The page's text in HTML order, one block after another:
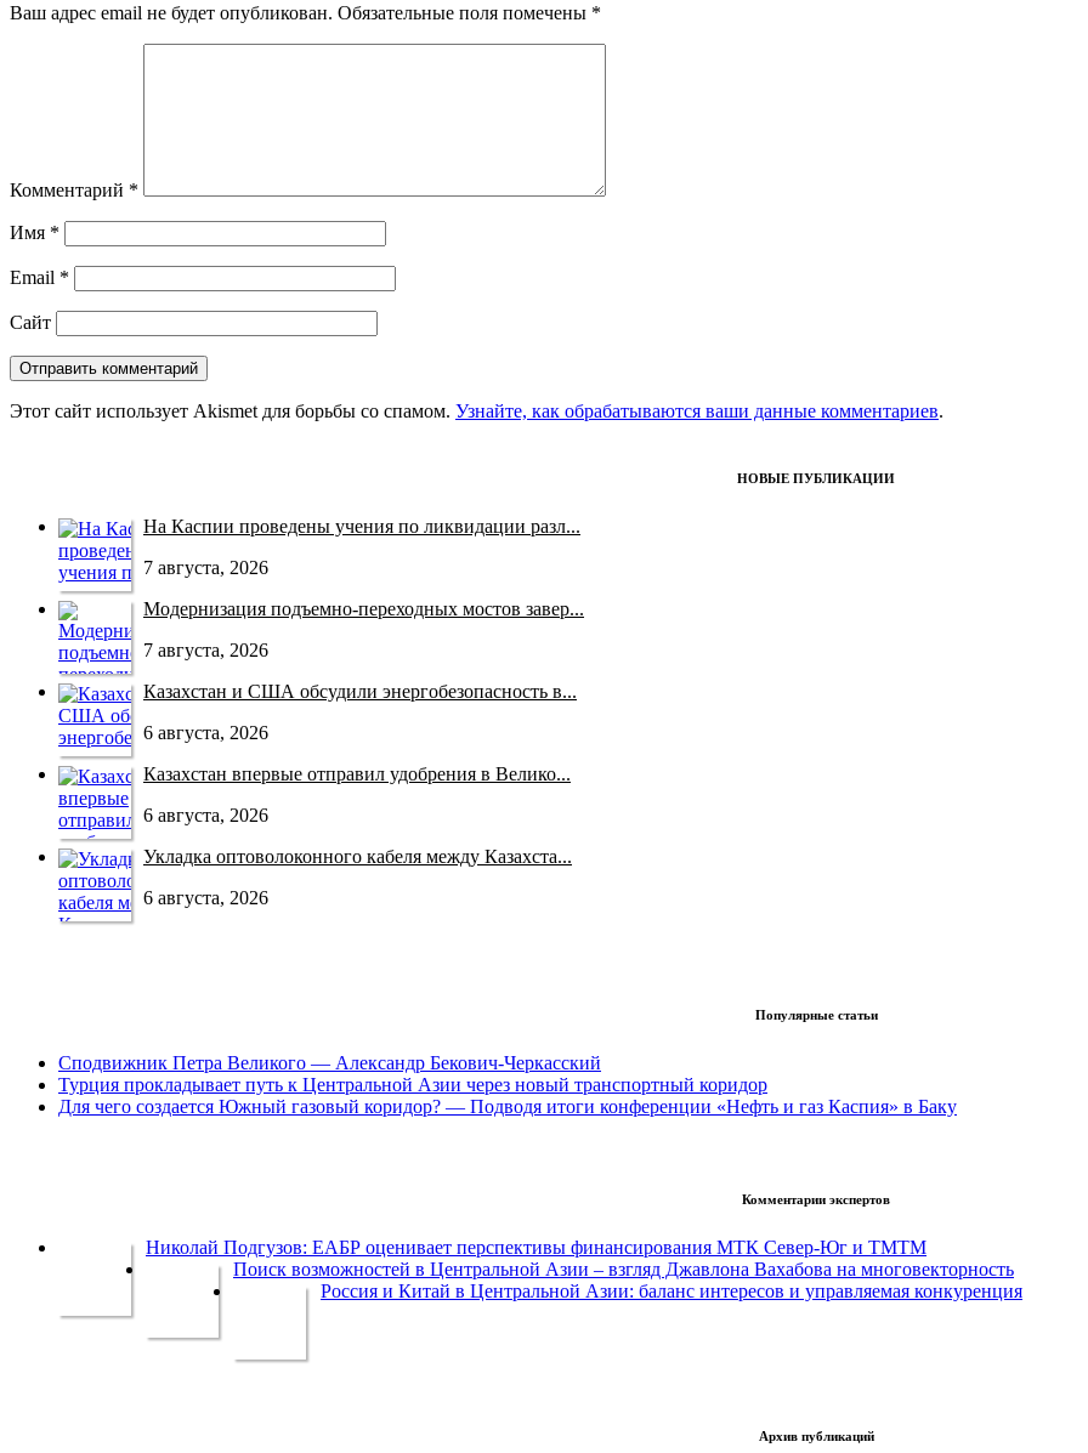
Ваш адрес email не будет опубликован. Обязательные поля помечены *
Комментарий *
Имя *
Email *
Сайт
Этот сайт использует Akismet для борьбы со спамом. Узнайте, как обрабатываются ваши данные комментариев.
НОВЫЕ ПУБЛИКАЦИИ
На Каспии проведены учения по ликвидации разл...
7 августа, 2026
Модернизация подъемно-переходных мостов завер...
7 августа, 2026
Казахстан и США обсудили энергобезопасность в...
6 августа, 2026
Казахстан впервые отправил удобрения в Велико...
6 августа, 2026
Укладка оптоволоконного кабеля между Казахста...
6 августа, 2026
Популярные статьи
Сподвижник Петра Великого — Александр Бекович-Черкасский
Турция прокладывает путь к Центральной Азии через новый транспортный коридор
Для чего создается Южный газовый коридор? — Подводя итоги конференции «Нефть и газ Каспия» в Баку
Комментарии экспертов
Николай Подгузов: ЕАБР оценивает перспективы финансирования МТК Север-Юг и ТМТМ
Поиск возможностей в Центральной Азии – взгляд Джавлона Вахабова на многовекторность
Россия и Китай в Центральной Азии: баланс интересов и управляемая конкуренция
Архив публикаций